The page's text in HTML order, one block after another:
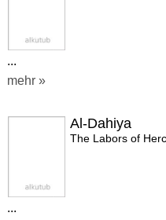
...
mehr »
Al-Dahiya
The Labors of
...